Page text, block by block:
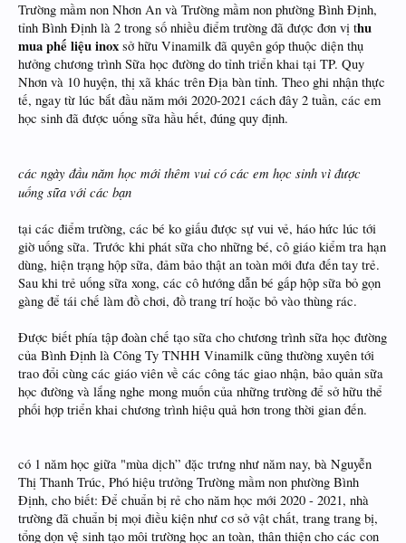
Trường mầm non Nhơn An và Trường mầm non phường Bình Định,
tỉnh Bình Định là 2 trong số nhiều điểm trường đã được đơn vị thu
mua phế liệu inox sở hữu Vinamilk đã quyên góp thuộc diện thụ
hưởng chương trình Sữa học đường do tỉnh triển khai tại TP. Quy
Nhơn và 10 huyện, thị xã khác trên Địa bàn tỉnh. Theo ghi nhận thực
tế, ngay từ lúc bắt đầu năm mới 2020-2021 cách đây 2 tuần, các em
học sinh đã được uống sữa hầu hết, đúng quy định.
các ngày đầu năm học mới thêm vui có các em học sinh vì được
uống sữa với các bạn
tại các điểm trường, các bé ko giấu được sự vui vẻ, háo hức lúc tới
giờ uống sữa. Trước khi phát sữa cho những bé, cô giáo kiểm tra hạn
dùng, hiện trạng hộp sữa, đảm bảo thật an toàn mới đưa đến tay trẻ.
Sau khi trẻ uống sữa xong, các cô hướng dẫn bé gấp hộp sữa bỏ gọn
gàng để tái chế làm đồ chơi, đồ trang trí hoặc bỏ vào thùng rác.
Được biết phía tập đoàn chế tạo sữa cho chương trình sữa học đường
của Bình Định là Công Ty TNHH Vinamilk cũng thường xuyên tới
trao đổi cùng các giáo viên về các công tác giao nhận, bảo quản sữa
học đường và lắng nghe mong muốn của những trường để sở hữu thể
phối hợp triển khai chương trình hiệu quả hơn trong thời gian đến.
có 1 năm học giữa "mùa dịch” đặc trưng như năm nay, bà Nguyễn
Thị Thanh Trúc, Phó hiệu trưởng Trường mầm non phường Bình
Định, cho biết: Để chuẩn bị rẻ cho năm học mới 2020 - 2021, nhà
trường đã chuẩn bị mọi điều kiện như cơ sở vật chất, trang trang bị,
tổng dọn vệ sinh tạo môi trường học an toàn, thân thiện cho các con